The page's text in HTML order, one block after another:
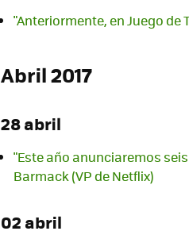
"Anteriormente, en Juego
Abril 2017
28 abril
"Este año anunciaremos
Barmack (VP de Netflix)
02 abril